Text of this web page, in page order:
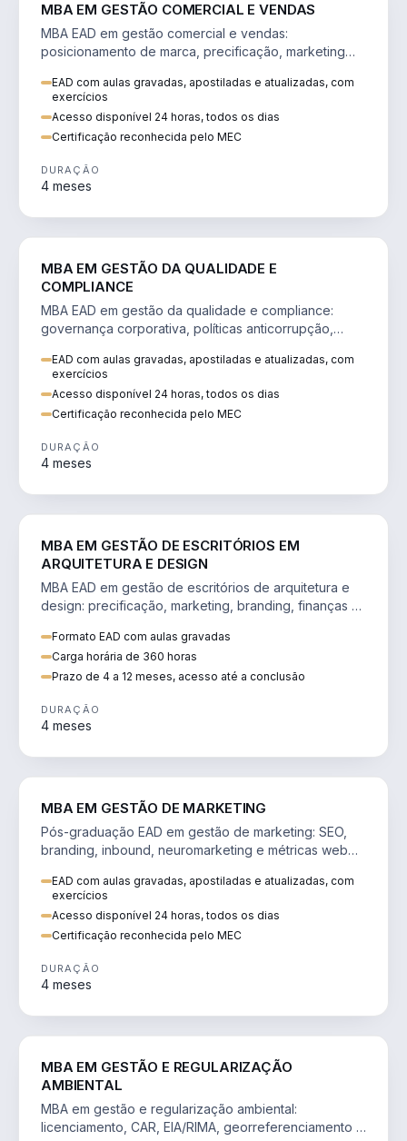
MBA EM GESTÃO COMERCIAL E VENDAS
MBA EAD em gestão comercial e vendas:
posicionamento de marca, precificação, marketing
EAD com aulas gravadas, apostiladas e atualizadas, com
exercícios
Acesso disponível 24 horas, todos os dias
Certificação reconhecida pelo MEC
DURAÇÃO
4 meses
MBA EM GESTÃO DA QUALIDADE E
COMPLIANCE
MBA EAD em gestão da qualidade e compliance:
governança corporativa, políticas anticorrupção,
EAD com aulas gravadas, apostiladas e atualizadas, com
exercícios
Acesso disponível 24 horas, todos os dias
Certificação reconhecida pelo MEC
DURAÇÃO
4 meses
MBA EM GESTÃO DE ESCRITÓRIOS EM
ARQUITETURA E DESIGN
MBA EAD em gestão de escritórios de arquitetura e
design: precificação, marketing, branding, finanças e
Formato EAD com aulas gravadas
Carga horária de 360 horas
Prazo de 4 a 12 meses, acesso até a conclusão
DURAÇÃO
4 meses
MBA EM GESTÃO DE MARKETING
Pós-graduação EAD em gestão de marketing: SEO,
branding, inbound, neuromarketing e métricas web
EAD com aulas gravadas, apostiladas e atualizadas, com
exercícios
Acesso disponível 24 horas, todos os dias
Certificação reconhecida pelo MEC
DURAÇÃO
4 meses
MBA EM GESTÃO E REGULARIZAÇÃO
AMBIENTAL
MBA em gestão e regularização ambiental:
licenciamento, CAR, EIA/RIMA, georreferenciamento e